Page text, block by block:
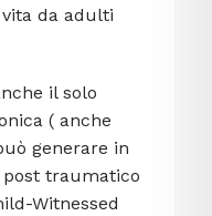
da adulti
il solo
( anche
generare in
traumatico
Witnessed